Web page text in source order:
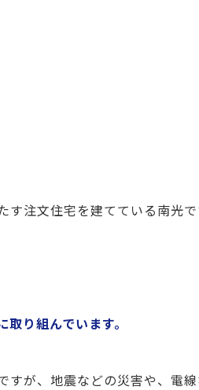
注文住宅を建てている南光で
り組んでいます。
すが、地震などの災害や、電